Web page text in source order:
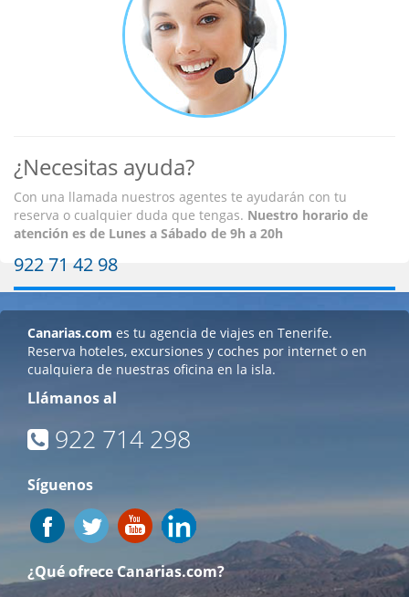
¿Necesitas ayuda?
Con una llamada nuestros agentes te ayudarán con tu
reserva o cualquier duda que tengas. Nuestro horario de
atención es de Lunes a Sábado de 9h a 20h
922 71 42 98
Canarias.com es tu agencia de viajes en Tenerife.
Reserva hoteles, excursiones y coches por internet o en
cualquiera de nuestras oficina en la isla.
Llámanos al
922 714 298
Síguenos
¿Qué ofrece Canarias.com?